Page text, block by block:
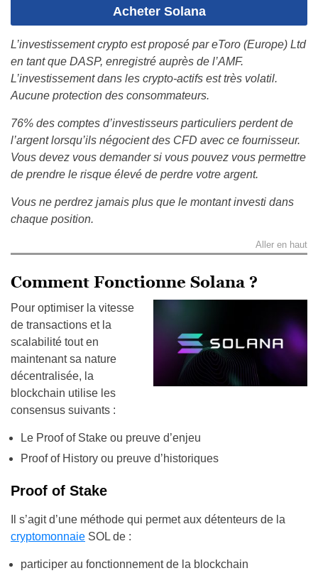
Acheter Solana
L’investissement crypto est proposé par eToro (Europe) Ltd
en tant que DASP, enregistré auprès de l’AMF.
L’investissement dans les crypto-actifs est très volatil.
Aucune protection des consommateurs.
76% des comptes d’investisseurs particuliers perdent de
l’argent lorsqu’ils négocient des CFD avec ce fournisseur.
Vous devez vous demander si vous pouvez vous permettre
de prendre le risque élevé de perdre votre argent.
Vous ne perdrez jamais plus que le montant investi dans
chaque position.
Aller en haut
Comment Fonctionne Solana ?
Pour optimiser la vitesse
de transactions et la
scalabilité tout en
maintenant sa nature
décentralisée, la
blockchain utilise les
consensus suivants :
Le Proof of Stake ou preuve d’enjeu
Proof of History ou preuve d’historiques
Proof of Stake
Il s’agit d’une méthode qui permet aux détenteurs de la
cryptomonnaie SOL de :
participer au fonctionnement de la blockchain